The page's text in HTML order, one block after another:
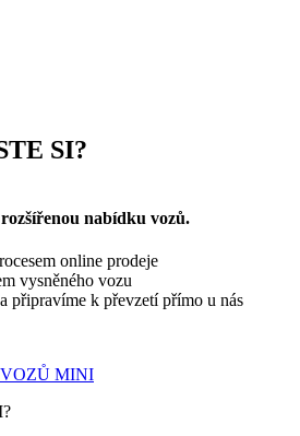
SI?
nabídku vozů.
online prodeje
vysněného vozu
připravíme k převzetí přímo u nás
MINI